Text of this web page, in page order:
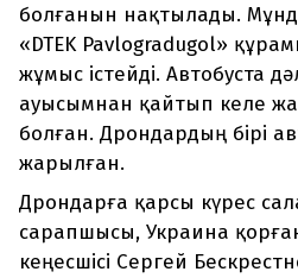
болғанын нақтылады.
«DTEK Pavlogradugol»
жұмыс істейді. Автобуста
ауысымнан қайтып келе
болған. Дрондардың бірі
жарылған.
Дрондарға қарсы күрес
сарапшысы, Украина
кеңесшісі Сергей